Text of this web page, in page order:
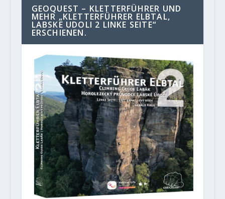
GEOQUEST – KLETTERFÜHRER UND
MEHR „KLETTERFÜHRER ELBTAL,
LABSKE UDOLI 2 LINKE SEITE“
ERSCHIENEN.